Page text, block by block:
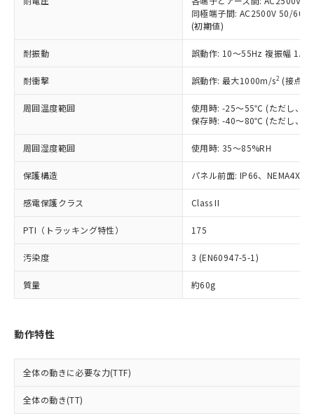
同極端子間: AC2500V 50/
(初期値)
耐振動 誤動作: 10～55Hz 複振幅
耐衝撃 誤動作: 最大1000m/s2 (接点
周囲温度範囲
使用時: -25～55℃ (ただし、氷
保存時: -40～80℃ (ただし、氷
周囲湿度範囲 使用時: 35～85%RH
保護構造 パネル前面: IP66、NEMA4X,
感電保護クラス Class II
PTI（トラッキング特性） 175
汚染度 3 (EN60947-5-1)
質量 約60g
動作特性
全体の動きに必要な力(TTF)
全体の動き(TT)
在庫状況および標準価格照会結果は、
記載している更新日時点での社内デー
タに基づき作成されるものであり、閲
覧された時点での実際の在庫および標
準価格とは異なる場合があることをご
正式な納期状況および標準価格はお客
様のお取引先、またはお客様担当のオ
ムロン制御機器販売店・当社販売員に
オムロン制御機器販売店や当社販売拠
販売ネットワーク
」をご確認
在庫状況および標準価格結果を当社の
事前の承諾なく第三者に漏洩または開
示しないようお願いします。
マイパーツ機能（部品リスト作成サー
ビス）をご利用いただくには、I-Web
メンバーズにご登録されている必要が
引・商談に必要な範囲で利用すること
をご了承ください。
※当社の共同利用者とは、
の共同利用に関して"
の「1.共同利
むを得ず変更することがあります。
六価クロム(Cr(Ⅵ)) 1000ppm以下、ポリ臭化ビフェニル
類(PBB) 1000ppm以下、ポリ臭化ジフェニルエーテル類
(PBDE) 1000ppm以下、フタル酸ビス(2-エチルヘキシ
ル) (DEHP)(別名：DOP) 1000ppm以下、フタル酸ブチ
ルベンジル（BBP） 1000ppm以下、フタル酸ジブチル
（DBP） 1000ppm以下、フタル酸ジイソブチル
適用除外項目は除く。
フタル酸エステル類の４物質については閾値を超える意
図的な使用がないことを確認しています。
部品在庫の切り替え状況などにより、予定
月が前後することがあります。
とができます。
51物質の非含有証明書（当社基準）
「－」：未確認です。当社販売部門へお問
*中国RoHS10物質の基準値 (GB/T26572)：
Pb(鉛) :1000ppm、 Hg(水銀) : 1000ppm、 Cd(カドミウ
Cr(Ⅵ)(六価クロム) : 1000ppm、 PBBs(ポリ臭化ビフェ
DBP(フタル酸ジブチル) : 1000ppm、 DIBP(フタル酸ジ
イソブチル) : 1000ppm、 BBP(フタル酸ブチルベンジ
DEHP(フタル酸ビス(2-エチルヘキシル)) : 1000ppm
※2 環境保護使用期限
「ｅ」：有害物質（10物質）のすべてが基
準値以下であることを示します。
「10」：通常の使用状況下において有害物
質が外部に漏えいし、環境に深刻な影響を
及ぼさない年数を意味します。
「－」：未確認です。当社販売部門へお問
い合わせください。
為替および外国貿易法に定める商品
（以下｢規制貨物等」という）を輸出
または国外への提供する場合は、日本
国政府の輸出許可(または役務取引許
可)を取得するなどの必要な手続きを
当社は規制貨物を破棄する場合は、完
全に破砕するなど、違法に輸出されな
いよう必要な手段を講じます。
当社は貴社製品を、核兵器、ミサイ
ル、化学兵器、生物兵器またはその他
武器並びにこれらの製造装置等に一切
当社は、貴社製品を第三者に販売する
場合は、上記1、2および3の内容を当
該第三者に通知します。また当社は、
販売先および販売に係わる関係者が違
法に輸出するおそれがある場合は、取
り引きをいたしません。
一定数以上の在庫あり
一定数には満たないが在庫あり
在庫なし(最新の在庫状況につ
いては、お客様のお取引先、ま
たはお客様担当のオムロン制御
機器販売店・当社販売員にご確
受注生産機種、また在庫状況の
情報を公開していない機種